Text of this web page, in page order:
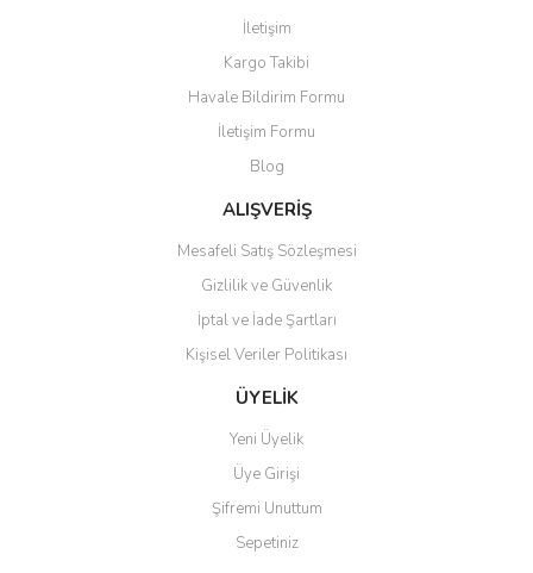
İletişim
Kargo Takibi
Havale Bildirim Formu
İletişim Formu
Blog
ALIŞVERİŞ
Mesafeli Satış Sözleşmesi
Gizlilik ve Güvenlik
İptal ve İade Şartları
Kişisel Veriler Politikası
ÜYELİK
Yeni Üyelik
Üye Girişi
Şifremi Unuttum
Sepetiniz